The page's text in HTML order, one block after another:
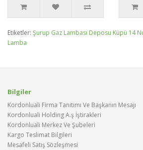
Etiketler: Şurup Gaz Lambası Deposu Küpü 14
Lamba
Bilgiler
Kordonluali Firma Tanıtımı Ve Başkanın Mesajı
Kordonluali Holding A.ş İştirakleri
Kordonluali Merkez Ve Şubeleri
Kargo Teslimat Bilgileri
Mesafeli Satış Sözleşmesi